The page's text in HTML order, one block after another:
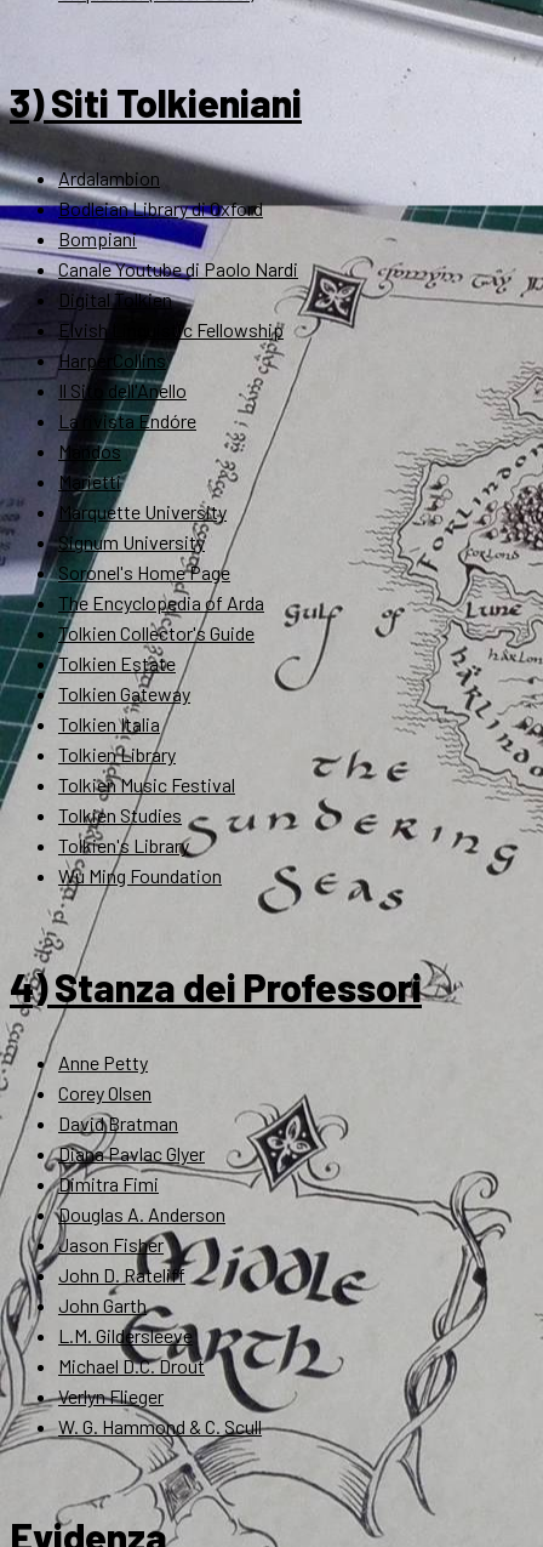
3) Siti Tolkieniani
Ardalambion
Bodleian Library di Oxford
Bompiani
Canale Youtube di Paolo Nardi
Digital Tolkien
Elvish Linguistic Fellowship
HarperCollins
Il Sito dell'Anello
La rivista Endóre
Mandos
Marietti
Marquette University
Signum University
Soronel's Home Page
The Encyclopedia of Arda
Tolkien Collector's Guide
Tolkien Estate
Tolkien Gateway
Tolkien Italia
Tolkien Library
Tolkien Music Festival
Tolkien Studies
Tolkien's Library
Wu Ming Foundation
4) Stanza dei Professori
Anne Petty
Corey Olsen
David Bratman
Diana Pavlac Glyer
Dimitra Fimi
Douglas A. Anderson
Jason Fisher
John D. Rateliff
John Garth
L.M. Gildersleeve
Michael D.C. Drout
Verlyn Flieger
W. G. Hammond & C. Scull
Evidenza